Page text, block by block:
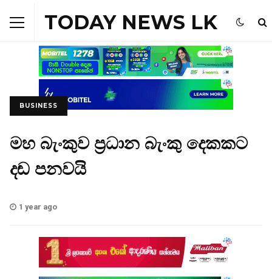
TODAY NEWS LK
BUSINESS
මහ බැංකුව ප්‍රධාන බැංකු දෙකකට
දඬ පනවයි
1 year ago